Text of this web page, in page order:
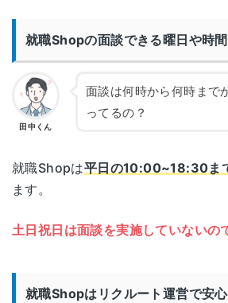
就職Shopの面談できる曜日や時
田中くん
面談は何時から何時まで
ってるの？
就職Shopは平日の10:00~18:30ま
ます。
土日祝日は面談を実施していないの
就職Shopはリクルート運営で安